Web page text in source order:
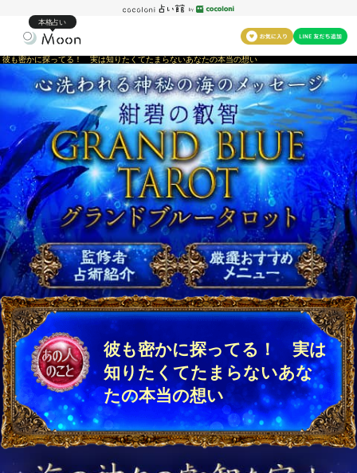
本格占い
彼も密かに探ってる！ 実は知りたくてたまらないあなたの本当の想い
彼も密かに探ってる！ 実は
知りたくてたまらないあな
たの本当の想い